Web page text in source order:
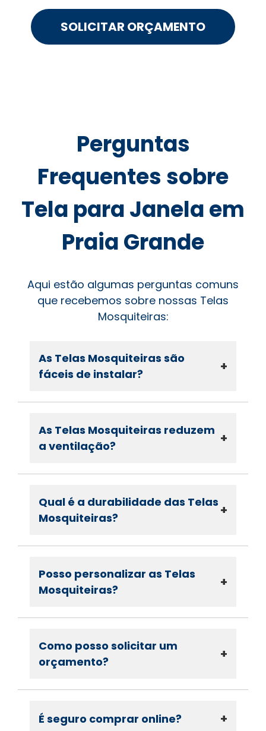
SOLICITAR ORÇAMENTO
Perguntas
Frequentes sobre
Tela para Janela em
Praia Grande
Aqui estão algumas perguntas comuns
que recebemos sobre nossas Telas
Mosquiteiras:
As Telas Mosquiteiras são
fáceis de instalar?
+
As Telas Mosquiteiras reduzem
a ventilação?
+
Qual é a durabilidade das Telas
Mosquiteiras?
+
Posso personalizar as Telas
Mosquiteiras?
+
Como posso solicitar um
orçamento?
+
É seguro comprar online? +